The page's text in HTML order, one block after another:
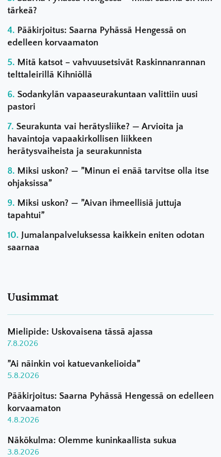
tärkeä?
Pääkirjoitus: Saarna Pyhässä Hengessä on
edelleen korvaamaton
Mitä katsot – vahvuusetsivät Raskinnanrannan
telttaleirillä Kihniöllä
Sodankylän vapaaseurakuntaan valittiin uusi
pastori
Seurakunta vai herätysliike? — Arvioita ja
havaintoja vapaakirkollisen liikkeen
herätysvaiheista ja seurakunnista
Miksi uskon? — ”Minun ei enää tarvitse olla itse
ohjaksissa”
Miksi uskon? — ”Aivan ihmeellisiä juttuja
tapahtui”
Jumalanpalveluksessa kaikkein eniten odotan
saarnaa
Uusimmat
Mielipide: Uskovaisena tässä ajassa
7.8.2026
”Ai näinkin voi katuevankelioida”
5.8.2026
Pääkirjoitus: Saarna Pyhässä Hengessä on edelleen
korvaamaton
4.8.2026
Näkökulma: Olemme kuninkaallista sukua
3.8.2026